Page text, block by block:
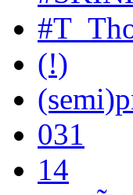
(!)
031
14